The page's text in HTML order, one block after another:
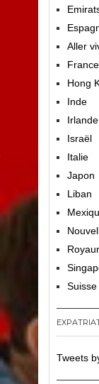
Aller
Hong
Inde
Irlande
Israël
Italie
Japon
Liban
Suisse
Tweets